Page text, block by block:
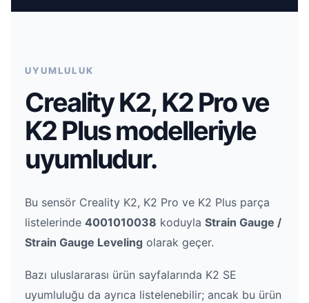
UYUMLULUK
Creality K2, K2 Pro ve
K2 Plus modelleriyle
uyumludur.
Bu sensör Creality K2, K2 Pro ve K2 Plus parça
listelerinde 4001010038 koduyla Strain Gauge /
Strain Gauge Leveling olarak geçer.
Bazı uluslararası ürün sayfalarında K2 SE
uyumluluğu da ayrıca listelenebilir; ancak bu ürün